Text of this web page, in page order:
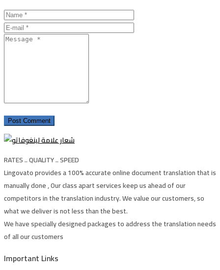
RATES .. QUALITY .. SPEED
Lingovato provides a 100% accurate online document translation that is
manually done , Our class apart services keep us ahead of our
competitors in the translation industry. We value our customers, so
what we deliver is not less than the best.
We have specially designed packages to address the translation needs
of all our customers
Important Links